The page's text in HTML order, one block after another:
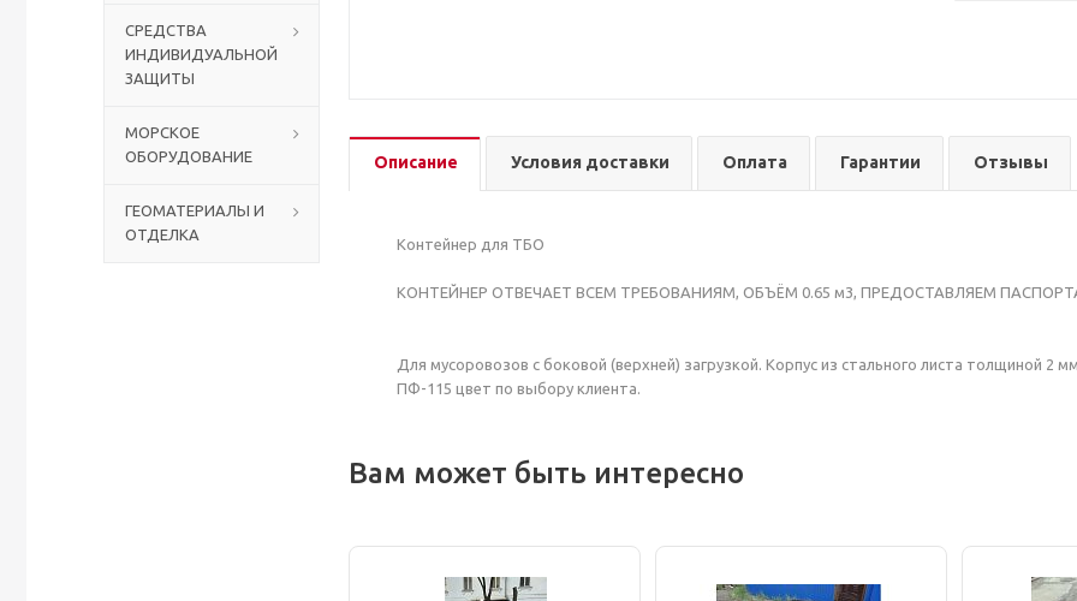
СРЕДСТВА
ИНДИВИДУАЛЬНОЙ
ЗАЩИТЫ
МОРСКОЕ
ОБОРУДОВАНИЕ
ГЕОМАТЕРИАЛЫ И
ОТДЕЛКА
Описание Условия доставки Оплата Гарантии Отзывы
Контейнер для ТБО
КОНТЕЙНЕР ОТВЕЧАЕТ ВСЕМ ТРЕБОВАНИЯМ, ОБЪЁМ 0.65 м3, ПРЕДОСТАВЛЯЕМ
Для мусоровозов с боковой (верхней) загрузкой. Корпус из стального листа толщиной
ПФ-115 цвет по выбору клиента.
Вам может быть интересно
Столы с лавками
Биометрические терминалы
Аккумуляторы аккумуляторные батареи для ИБП